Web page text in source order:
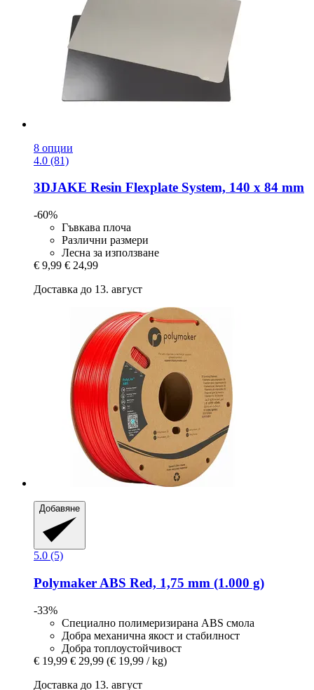
8 опции
4.0 (81)
3DJAKE Resin Flexplate System, 140 x 84 mm
-60%
Гъвкава плоча
Различни размери
Лесна за използване
€ 9,99 € 24,99
Доставка до 13. август
Добавяне
5.0 (5)
Polymaker ABS Red, 1,75 mm (1.000 g)
-33%
Специално полимеризирана ABS смола
Добра механична якост и стабилност
Добра топлоустойчивост
€ 19,99 € 29,99 (€ 19,99 / kg)
Доставка до 13. август